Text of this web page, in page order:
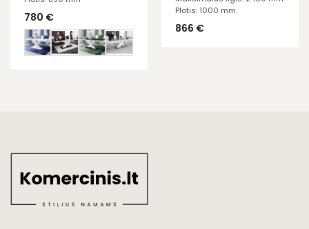
780 €
Plotis: 1000 mm
866 €